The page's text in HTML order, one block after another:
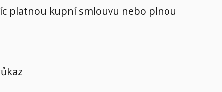
platnou kupní smlouvu nebo plnou